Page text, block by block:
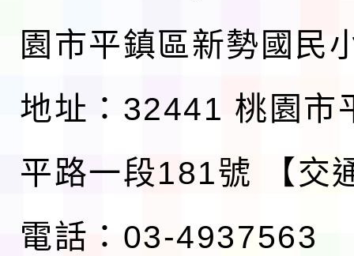
園市平鎮區新勢國民
地址：32441 桃園市
平路一段181號
【交
電話：03-4937563